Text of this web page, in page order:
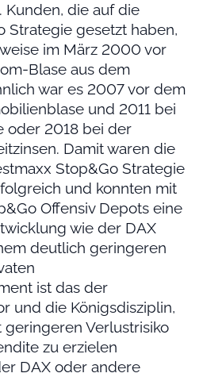
die auf die
Strategie gesetzt haben,
im März 2000 vor
Blase aus dem
war es 2007 vor dem
und 2011 bei
oder 2018 bei der
Damit waren die
Stop&Go Strategie
und konnten mit
Offensiv Depots eine
wie der DAX
deutlich geringeren
ist das der
und die Königsdisziplin,
Verlustrisiko
zu erzielen
DAX oder andere